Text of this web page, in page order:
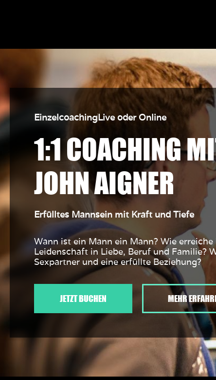
EinzelcoachingLive oder Online
1:1 COACHING
JOHN AIGNER
Erfülltes Mannsein mit Kraft und Tiefe
Wann ist ein Mann ein Mann? Wie
Leidenschaft in Liebe, Beruf und Familie?
Sexpartner und eine erfüllte Beziehung?
JETZT BUCHEN MEHR